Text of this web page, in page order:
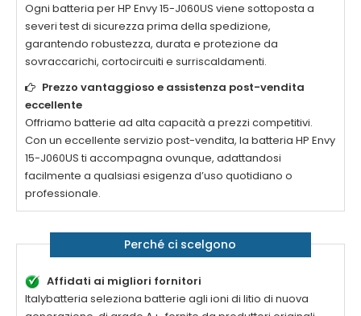
Ogni batteria per HP Envy 15-J060US viene sottoposta a
severi test di sicurezza prima della spedizione,
garantendo robustezza, durata e protezione da
sovraccarichi, cortocircuiti e surriscaldamenti.
Prezzo vantaggioso e assistenza post-vendita
eccellente
Offriamo batterie ad alta capacità a prezzi competitivi.
Con un eccellente servizio post-vendita, la batteria HP Envy
15-J060US ti accompagna ovunque, adattandosi
facilmente a qualsiasi esigenza d’uso quotidiano o
professionale.
Perché ci scelgono
Affidati ai migliori fornitori
Italybatteria seleziona batterie agli ioni di litio di nuova